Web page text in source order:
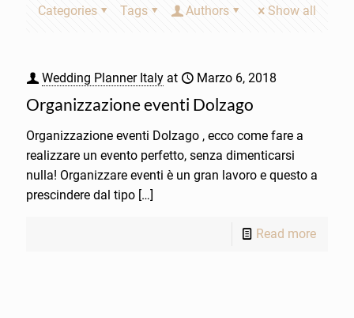
Categories Tags Authors Show all
Wedding Planner Italy at Marzo 6, 2018
Organizzazione eventi Dolzago
Organizzazione eventi Dolzago , ecco come fare a
realizzare un evento perfetto, senza dimenticarsi
nulla! Organizzare eventi è un gran lavoro e questo a
prescindere dal tipo […]
Read more